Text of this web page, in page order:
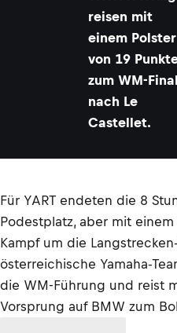
reisen mit
einem Polster
von 19
zum WM-
nach Le
Castellet.
Für YART endeten die 8
Podestplatz, aber mit
Kampf um die
österreichische Yamaha-
die WM-Führung und reist
Vorsprung auf BMW zum